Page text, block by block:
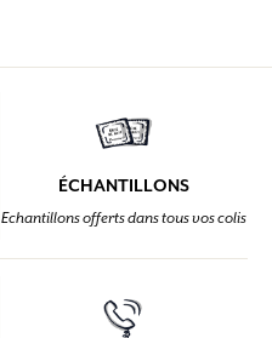
ÉCHANTILLONS
Echantillons offerts dans tous vos colis